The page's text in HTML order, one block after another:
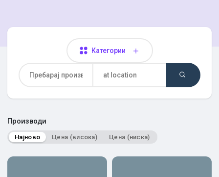
Откриј Блогови
Откриј Пазар
Категории
Производи
Најново Цена (висока) Цена (ниска)